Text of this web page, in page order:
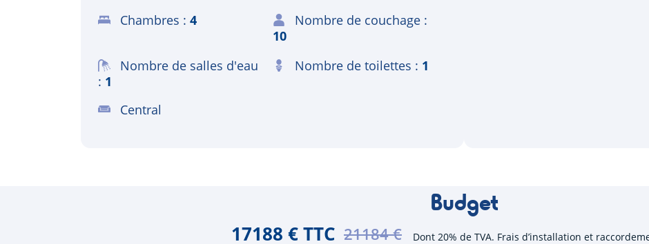
Chambres
4
Nombre de couchage
10
Nombre de salles d'eau
1
Nombre de toilettes 1
Central
Budget
17188 € TTC 21184 € Dont 20% de TVA. Frais d’installation et